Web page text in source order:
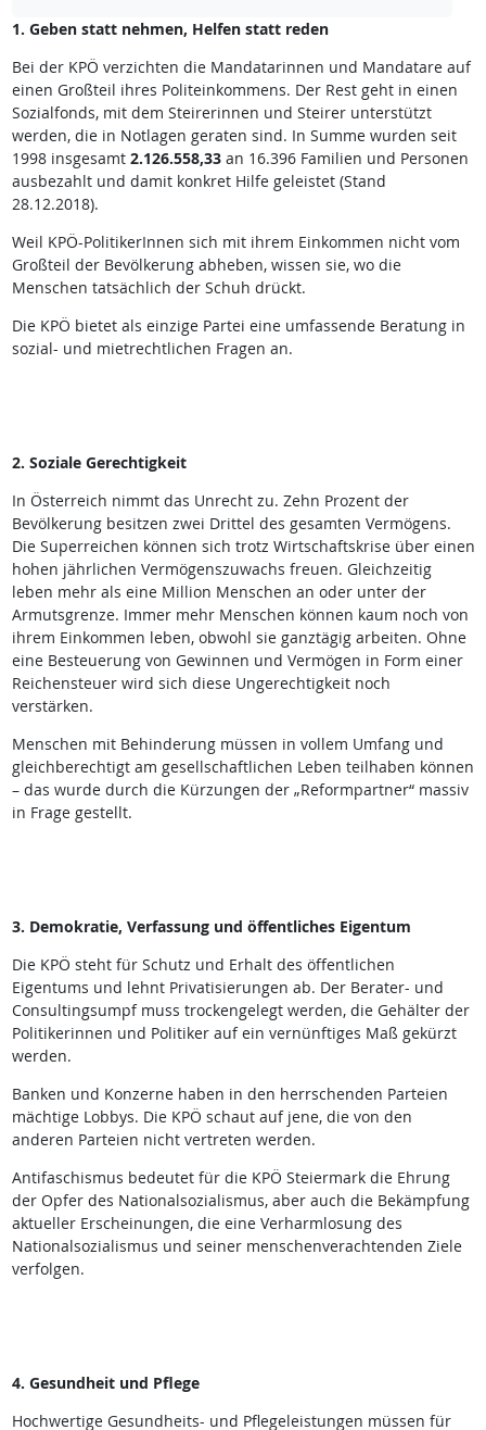
1. Geben statt nehmen, Helfen statt reden
Bei der KPÖ verzichten die Mandatarinnen und Mandatare auf
einen Großteil ihres Politeinkommens. Der Rest geht in einen
Sozialfonds, mit dem Steirerinnen und Steirer unterstützt
werden, die in Notlagen geraten sind. In Summe wurden seit
1998 insgesamt 2.126.558,33 an 16.396 Familien und Personen
ausbezahlt und damit konkret Hilfe geleistet (Stand
28.12.2018).
Weil KPÖ-PolitikerInnen sich mit ihrem Einkommen nicht vom
Großteil der Bevölkerung abheben, wissen sie, wo die
Menschen tatsächlich der Schuh drückt.
Die KPÖ bietet als einzige Partei eine umfassende Beratung in
sozial- und mietrechtlichen Fragen an.
2. Soziale Gerechtigkeit
In Österreich nimmt das Unrecht zu. Zehn Prozent der
Bevölkerung besitzen zwei Drittel des gesamten Vermögens.
Die Superreichen können sich trotz Wirtschaftskrise über einen
hohen jährlichen Vermögenszuwachs freuen. Gleichzeitig
leben mehr als eine Million Menschen an oder unter der
Armutsgrenze. Immer mehr Menschen können kaum noch von
ihrem Einkommen leben, obwohl sie ganztägig arbeiten. Ohne
eine Besteuerung von Gewinnen und Vermögen in Form einer
Reichensteuer wird sich diese Ungerechtigkeit noch
verstärken.
Menschen mit Behinderung müssen in vollem Umfang und
gleichberechtigt am gesellschaftlichen Leben teilhaben können
– das wurde durch die Kürzungen der „Reformpartner“ massiv
in Frage gestellt.
3. Demokratie, Verfassung und öffentliches Eigentum
Die KPÖ steht für Schutz und Erhalt des öffentlichen
Eigentums und lehnt Privatisierungen ab. Der Berater- und
Consultingsumpf muss trockengelegt werden, die Gehälter der
Politikerinnen und Politiker auf ein vernünftiges Maß gekürzt
werden.
Banken und Konzerne haben in den herrschenden Parteien
mächtige Lobbys. Die KPÖ schaut auf jene, die von den
anderen Parteien nicht vertreten werden.
Antifaschismus bedeutet für die KPÖ Steiermark die Ehrung
der Opfer des Nationalsozialismus, aber auch die Bekämpfung
aktueller Erscheinungen, die eine Verharmlosung des
Nationalsozialismus und seiner menschenverachtenden Ziele
verfolgen.
4. Gesundheit und Pflege
Hochwertige Gesundheits- und Pflegeleistungen müssen für